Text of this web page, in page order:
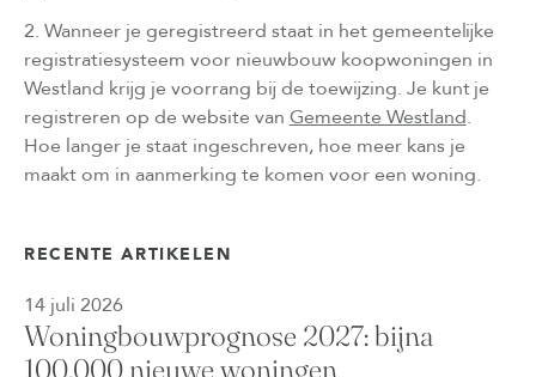
2. Wanneer je geregistreerd staat in het gemeentelijke
registratiesysteem voor nieuwbouw koopwoningen in
Westland krijg je voorrang bij de toewijzing. Je kunt je
registreren op de website van Gemeente Westland.
Hoe langer je staat ingeschreven, hoe meer kans je
maakt om in aanmerking te komen voor een woning.
RECENTE ARTIKELEN
14 juli 2026
Woningbouwprognose 2027: bijna
100.000 nieuwe woningen